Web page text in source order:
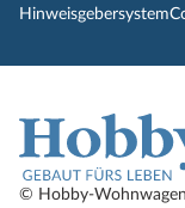
Hinweisgebersystem
© Hobby-